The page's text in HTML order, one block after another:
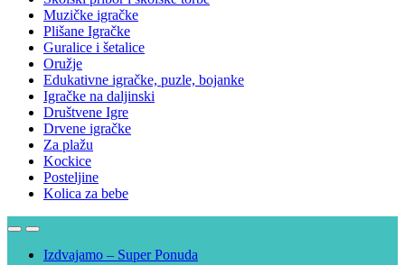
Muzičke igračke
Plišane Igračke
Guralice i šetalice
Oružje
Edukativne igračke, puzle, bojanke
Igračke na daljinski
Društvene Igre
Drvene igračke
Za plažu
Kockice
Posteljine
Kolica za bebe
Izdvajamo – Super Ponuda